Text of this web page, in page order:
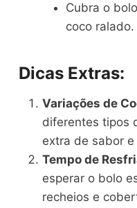
Cubra o
coco ralado.
Dicas Extras:
Variações de
diferentes tipos
extra de sabor
Tempo de
esperar o bolo
recheios e